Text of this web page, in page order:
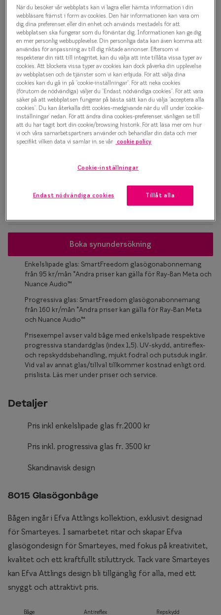
Taberg
Trender
Glasögonbåge
1 500 kr
Välj färg:
Svart
Osäker på vilken storlek du har? Se vår Storleksguide
Boka synundersökning
Enkelslipade glas: SmartFreedom glasögonabonnemang
från 95 kr/mån *Andra priser kan gälla för Ray-Ban Meta och
Nuance Audio™
Progressiva glas: SmartFreedom glasögonabonnemang
från 160 kr/mån *Andra priser kan gälla för Ray-Ban Meta
och Nuance Audio™
Prisexempel avser vald båge med enkelslipade respektive
progressiva standardglas (index 1,5). UV-skydd, antireflex-
och repskyddsbehandling, mjukt fodral och putsduk ingår.
Vid val av annat glas/tillval tillkommer kostnad enligt ord.
prislista. Läs mer under priser och service.
Detaljer
Pris inkl enkelslipade glas fr.2000 kr
Pris inkl. progressiva glas fr. 3500 kr
Skandinavisk design
8015 Glasögonbåge
Bågen ingår i Efva Attlings kollektion, exklusivt designad
för Smarteyes. I samarbetet ritar och skapar Efva
glasögondesign för Smarteyes, med fokus på kreativitet,
kvalitet och ett kraftfullt stiluttryck. Tack vare Smarteyes
kan Efva Attlings design bli tillgänglig för alla, med ett
snyggt och attraktivt pris.
Båge Antireflex Repskydd
När du besöker vår webbplats kan vi lagra eller hämta information i din
webbläsare, främst i form av cookies. Den här informationen kan vara om
dig, dina preferenser, eller din enhet och används mestadels för att
webbplatsen ska fungerar som du förväntar dig. Informationen kan ge dig
en mer personlig webbupplevelse. Din personliga data kan även komma att
användas för anpassning av till dig riktade annonser. Eftersom vi
respekterar din rätt till integritet, kan du välja att inte tillåta vissa typer av
cookies. Att blockera vissa typer av cookies kan dock påverka din upplevelse
av webbplatsen och de tjänster som vi kan erbjuda. För att välja dina
cookies kan du gå in på ”cookie-inställningar”. För att neka cookies
(förutom de nödvändiga) väljer du ”Endast nödvändiga cookies”. För att vara
säker på att webbplatsen fungerar på bästa sätt kan du välja ”acceptera alla
cookies”. Du kan återkalla ditt cookies-medgivande när du vill under ’cookie-
inställningar’ nedan. För att ändra dina cookies-preferenser, vänligen se till
att du har tagit bort din cookie/browsing historik. För att läsa mer om hur
vi och våra samarbetspartners använder och behandlar din data och mer
specifikt vilken data vi samlar in, se vår cookie policy
Cookie-inställningar
Endast nödvändiga cookies Tillåt alla